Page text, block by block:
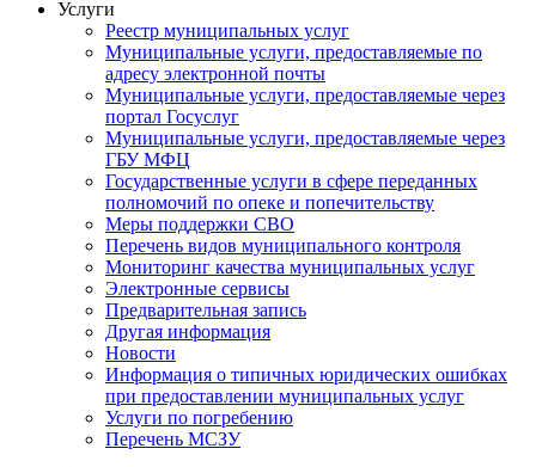
Услуги
Реестр муниципальных услуг
Муниципальные услуги, предоставляемые по
адресу электронной почты
Муниципальные услуги, предоставляемые через
портал Госуслуг
Муниципальные услуги, предоставляемые через
ГБУ МФЦ
Государственные услуги в сфере переданных
полномочий по опеке и попечительству
Меры поддержки СВО
Перечень видов муниципального контроля
Мониторинг качества муниципальных услуг
Электронные сервисы
Предварительная запись
Другая информация
Новости
Информация о типичных юридических ошибках
при предоставлении муниципальных услуг
Услуги по погребению
Перечень МСЗУ